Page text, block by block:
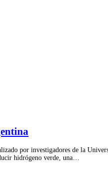
por investigadores de la
hidrógeno verde, una…